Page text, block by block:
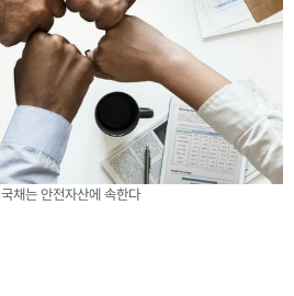
국채는 안전자산에 속한다